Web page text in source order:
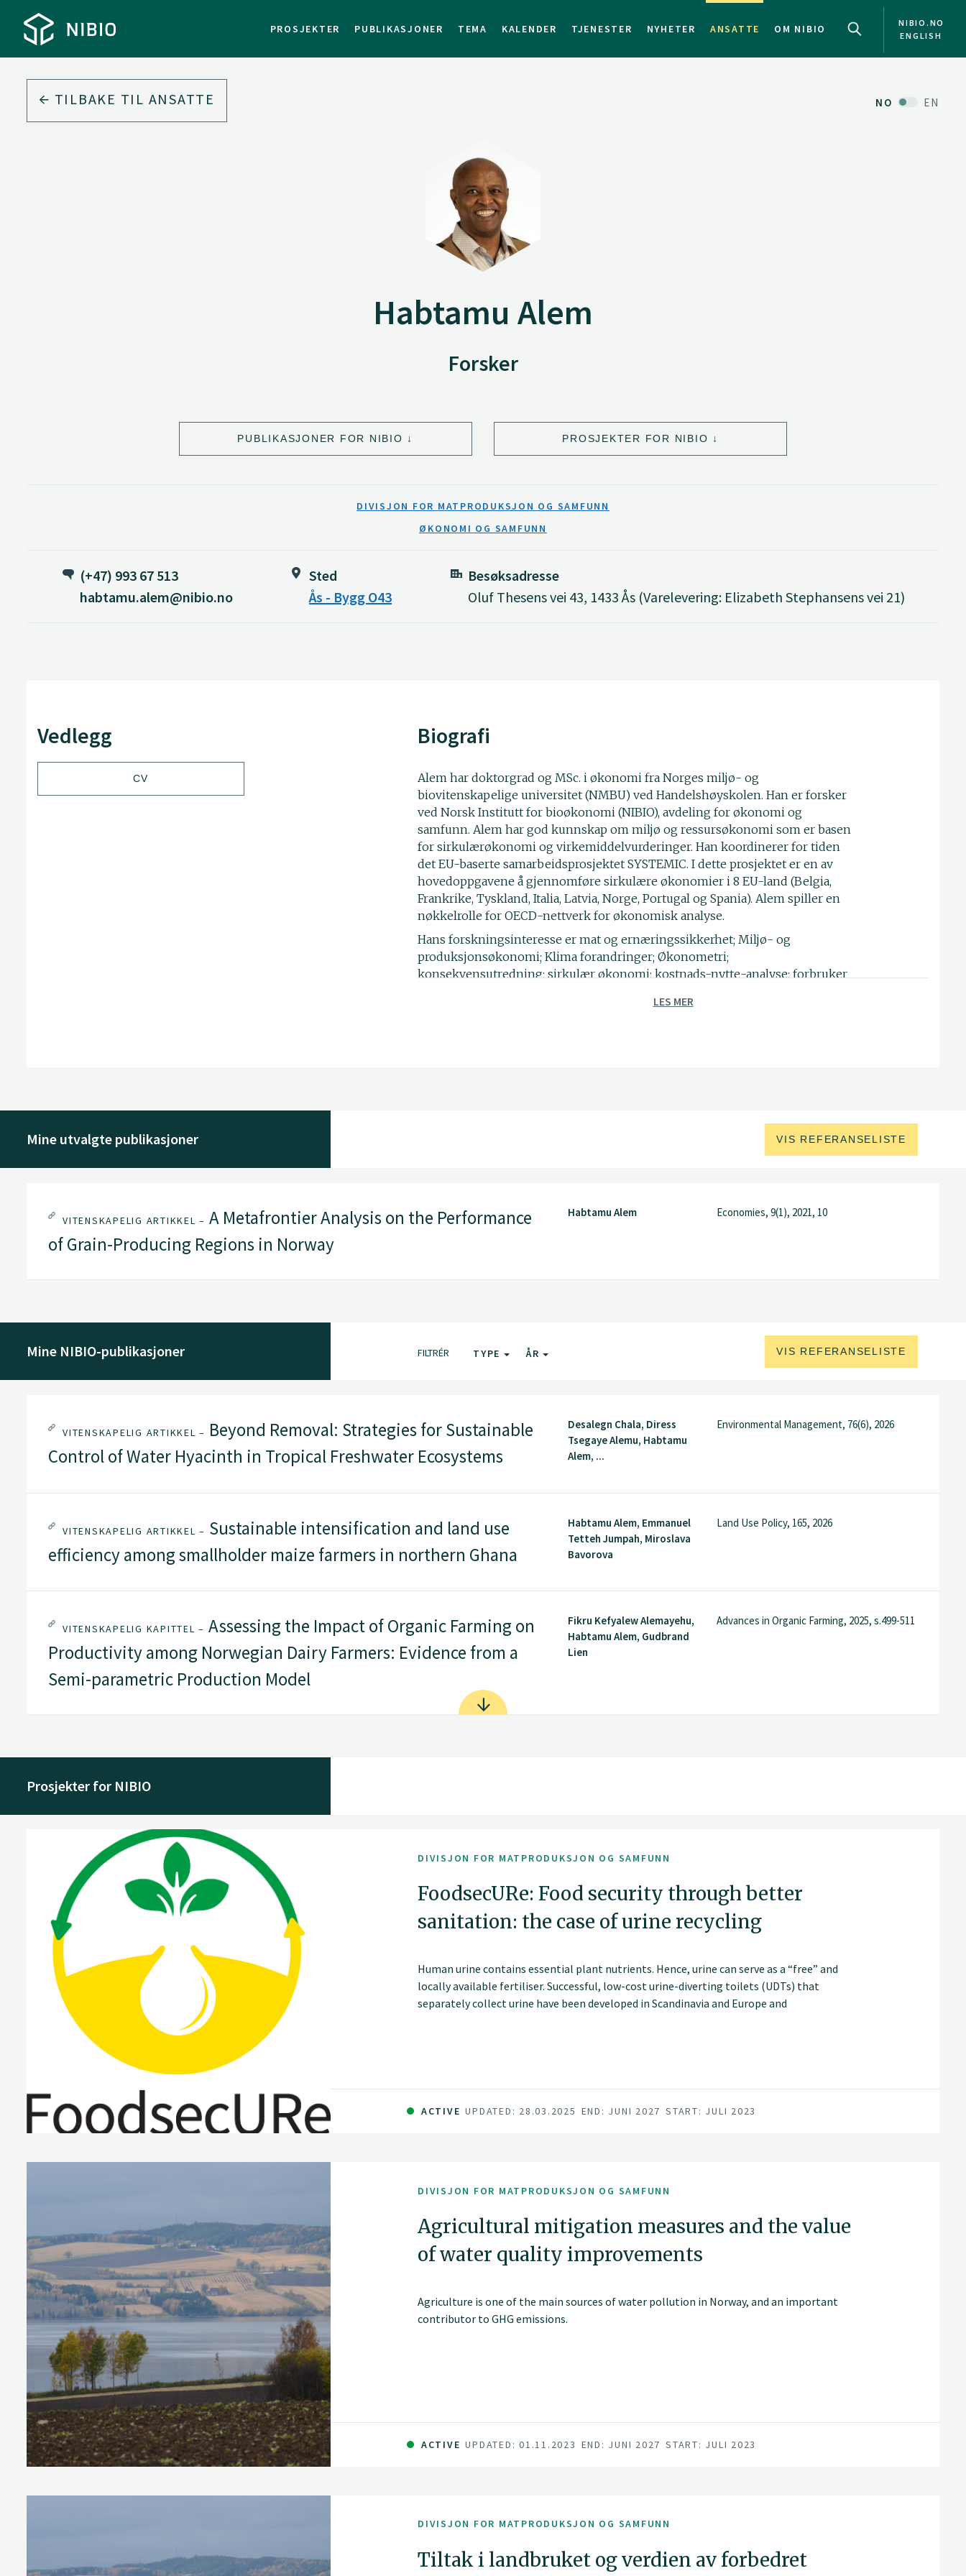
PROSJEKTER PUBLIKASJONER TEMA KALENDER TJENESTER NYHETER ANSATTE OM NIBIO
NIBIO.NO
ENGLISH
TILBAKE TIL ANSATTE NO EN
Habtamu Alem
Forsker
PUBLIKASJONER FOR NIBIO PROSJEKTER FOR NIBIO
DIVISJON FOR MATPRODUKSJON OG SAMFUNN
ØKONOMI OG SAMFUNN
(+47) 993 67 513
habtamu.alem@nibio.no
Sted
Ås - Bygg O43
Besøksadresse
Oluf Thesens vei 43, 1433 Ås (Varelevering: Elizabeth Stephansens vei 21)
Vedlegg
CV
Biografi
Alem har doktorgrad og MSc. i økonomi fra Norges miljø- og
biovitenskapelige universitet (NMBU) ved Handelshøyskolen. Han er forsker
ved Norsk Institutt for bioøkonomi (NIBIO), avdeling for økonomi og
samfunn. Alem har god kunnskap om miljø og ressursøkonomi som er basen
for sirkulærøkonomi og virkemiddelvurderinger. Han koordinerer for tiden
det EU-baserte samarbeidsprosjektet SYSTEMIC. I dette prosjektet er en av
hovedoppgavene å gjennomføre sirkulære økonomier i 8 EU-land (Belgia,
Frankrike, Tyskland, Italia, Latvia, Norge, Portugal og Spania). Alem spiller en
nøkkelrolle for OECD-nettverk for økonomisk analyse.
Hans forskningsinteresse er mat og ernæringssikkerhet; Miljø- og
produksjonsøkonomi; Klima forandringer; Økonometri;
konsekvensutredning; sirkulær økonomi; kostnads-nytte-analyse; forbruker
LES MER
Mine utvalgte publikasjoner VIS REFERANSELISTE
VITENSKAPELIG ARTIKKEL – A Metafrontier Analysis on the Performance
of Grain-Producing Regions in Norway
Habtamu Alem Economies, 9(1), 2021, 10
Mine NIBIO-publikasjoner FILTRÉR TYPE ÅR VIS REFERANSELISTE
VITENSKAPELIG ARTIKKEL – Beyond Removal: Strategies for Sustainable
Control of Water Hyacinth in Tropical Freshwater Ecosystems
Desalegn Chala, Diress
Tsegaye Alemu, Habtamu
Alem, ...
Environmental Management, 76(6), 2026
VITENSKAPELIG ARTIKKEL – Sustainable intensification and land use
efficiency among smallholder maize farmers in northern Ghana
Habtamu Alem, Emmanuel
Tetteh Jumpah, Miroslava
Bavorova
Land Use Policy, 165, 2026
VITENSKAPELIG KAPITTEL – Assessing the Impact of Organic Farming on
Productivity among Norwegian Dairy Farmers: Evidence from a
Semi-parametric Production Model
Fikru Kefyalew Alemayehu,
Habtamu Alem, Gudbrand
Lien
Advances in Organic Farming, 2025, s.499-511
Prosjekter for NIBIO
DIVISJON FOR MATPRODUKSJON OG SAMFUNN
FoodsecURe: Food security through better
sanitation: the case of urine recycling
Human urine contains essential plant nutrients. Hence, urine can serve as a “free” and
locally available fertiliser. Successful, low-cost urine-diverting toilets (UDTs) that
separately collect urine have been developed in Scandinavia and Europe and
In Sweden UDTs are used in some cottages, and the Swedish University of Agricultural
ACTIVE UPDATED: 28.03.2025 END: JUNI 2027 START: JULI 2023
DIVISJON FOR MATPRODUKSJON OG SAMFUNN
Agricultural mitigation measures and the value
of water quality improvements
Agriculture is one of the main sources of water pollution in Norway, and an important
contributor to GHG emissions.
ACTIVE UPDATED: 01.11.2023 END: JUNI 2027 START: JULI 2023
DIVISJON FOR MATPRODUKSJON OG SAMFUNN
Tiltak i landbruket og verdien av forbedret